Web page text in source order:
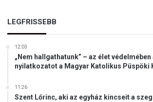
LEGFRISSEBB
12:03
„Nem hallgathatunk” – az élet
nyilatkozatot a Magyar Katolikus Püspöki
11:26
Szent Lőrinc, aki az egyház kincseit a